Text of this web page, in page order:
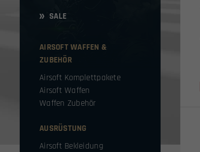
SALE
AIRSOFT WAFFEN &
ZUBEHÖR
Airsoft Komplettpakete
Airsoft Waffen
Waffen Zubehör
AUSRÜSTUNG
Airsoft Bekleidung